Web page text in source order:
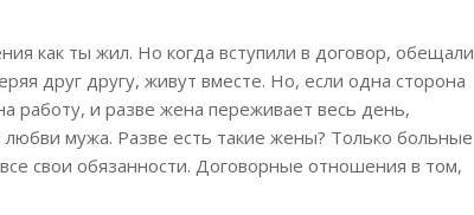
как ты жил. Но когда вступили в договор, обещали
друг другу, живут вместе. Но, если одна сторона
и разве жена переживает весь день,
мужа. Разве есть такие жены? Только больные
свои обязанности. Договорные отношения в том,